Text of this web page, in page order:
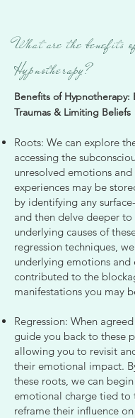
What are the benefits
Hypnotherapy?
Benefits of Hypnotherapy:
Traumas & Limiting Beliefs
Roots: We can explore
accessing the
unresolved emotions and
experiences may be
by identifying any
and then delve deeper
underlying causes of
regression techniques,
underlying emotions and
contributed to the
manifestations you may
Regression: When
guide you back to these
allowing you to revisit
their emotional impact.
these roots, we can
emotional charge tied to
reframe their influence